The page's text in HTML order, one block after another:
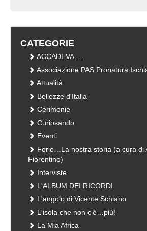
CATEGORIE
ACCADEVA …
Associazione PAS Pronatura
Attualità
Bellezze d'Italia
Cerimonie
Curiosando
Eventi
Forio…La nostra storia (a cura di
Fiorentino)
Interviste
L'ALBUM DEI RICORDI
L'angolo di Vicente Schiano
L'isola che non c'è…più!
La Mia Africa